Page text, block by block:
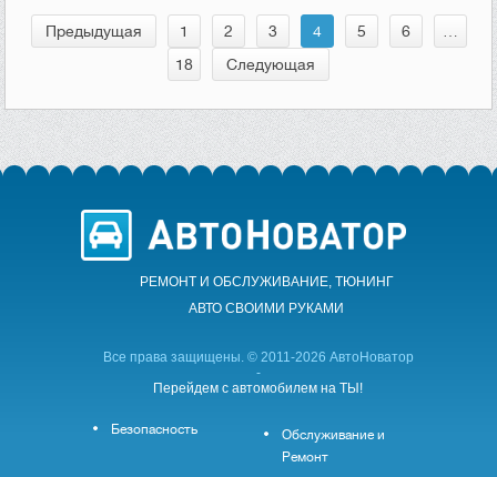
Предыдущая 1 2 3 4 5 6
18
Следующая
РЕМОНТ И ОБСЛУЖИВАНИЕ, ТЮНИНГ
АВТО CВОИМИ РУКАМИ
Все права защищены. © 2011-2026 АвтоНоватор
-
Перейдем с автомобилем на ТЫ!
Безопасность
Обслуживание и
Ремонт